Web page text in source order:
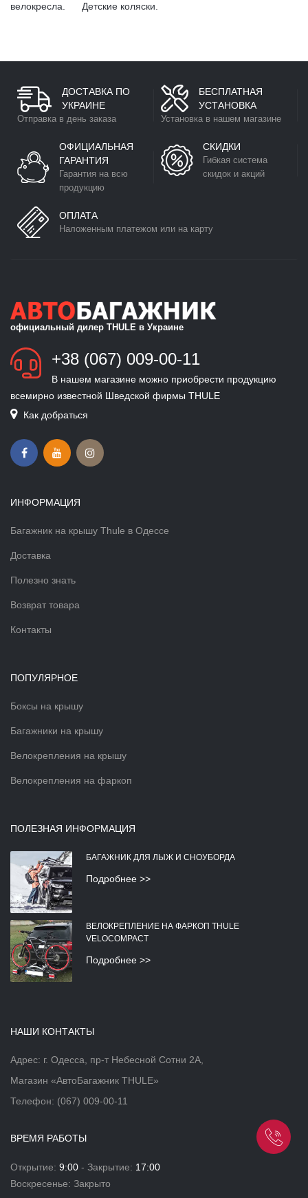
велокресла.
Детские коляски.
ДОСТАВКА ПО
УКРАИНЕ
Отправка в день заказа
БЕСПЛАТНАЯ
УСТАНОВКА
Установка в нашем магазине
ОФИЦИАЛЬНАЯ
ГАРАНТИЯ
Гарантия на всю
продукцию
СКИДКИ
Гибкая система
скидок и акций
ОПЛАТА
Наложенным платежом или на карту
официальный дилер THULE в Украине
+38 (067) 009-00-11
В нашем магазине можно приобрести продукцию
всемирно известной Шведской фирмы THULE
Как добраться
ИНФОРМАЦИЯ
Багажник на крышу Thule в Одессе
Доставка
Полезно знать
Возврат товара
Контакты
ПОПУЛЯРНОЕ
Боксы на крышу
Багажники на крышу
Велокрепления на крышу
Велокрепления на фаркоп
ПОЛЕЗНАЯ ИНФОРМАЦИЯ
БАГАЖНИК ДЛЯ ЛЫЖ И СНОУБОРДА
Подробнее >>
ВЕЛОКРЕПЛЕНИЕ НА ФАРКОП THULE
VELOCOMPACT
Подробнее >>
НАШИ КОНТАКТЫ
Адрес: г. Одесса, пр-т Небесной Сотни 2А,
Магазин «АвтоБагажник THULE»
Телефон: (067) 009-00-11
ВРЕМЯ РАБОТЫ
Открытие: 9:00 - Закрытие: 17:00
Воскресенье: Закрыто